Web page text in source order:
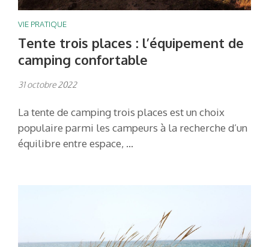
VIE PRATIQUE
Tente trois places : l’équipement de
camping confortable
31 octobre 2022
La tente de camping trois places est un choix
populaire parmi les campeurs à la recherche d’un
équilibre entre espace, …